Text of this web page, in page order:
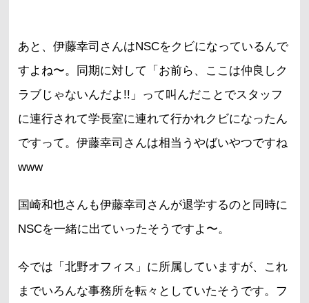
あと、伊藤幸司さんはNSCをクビになっているんで
すよね〜。同期に対して「お前ら、ここは仲良しク
ラブじゃないんだよ!!」って叫んだことでスタッフ
に連行されて学長室に連れて行かれクビになったん
ですって。伊藤幸司さんは相当うやばいやつですね
www
国崎和也さんも伊藤幸司さんが退学するのと同時に
NSCを一緒に出ていったそうですよ〜。
今では「北野オフィス」に所属していますが、これ
までいろんな事務所を転々としていたそうです。フ